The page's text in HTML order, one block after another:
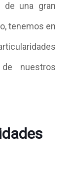
de una gran
tenemos en
nuestros